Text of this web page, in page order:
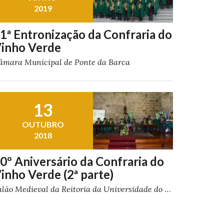
2019
Entronização da Confraria do
Verde
Municipal de Ponte da Barca
13
OUTUBRO
2018
Aniversário da Confraria do
Verde (2ª parte)
Salão Medieval da Reitoria da Universidade do Minho, em Braga